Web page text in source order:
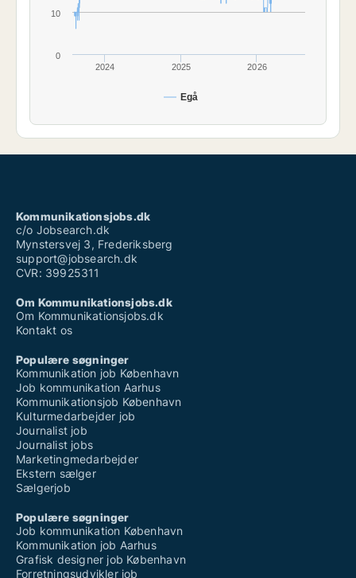
Egå
2024 2025 2026
0
10
Kommunikationsjobs.dk
c/o Jobsearch.dk
Mynstersvej 3, Frederiksberg
support@jobsearch.dk
CVR: 39925311
Om Kommunikationsjobs.dk
Om Kommunikationsjobs.dk
Kontakt os
Populære søgninger
Kommunikation job København
Job kommunikation Aarhus
Kommunikationsjob København
Kulturmedarbejder job
Journalist job
Journalist jobs
Marketingmedarbejder
Ekstern sælger
Sælgerjob
Populære søgninger
Job kommunikation København
Kommunikation job Aarhus
Grafisk designer job København
Forretningsudvikler job